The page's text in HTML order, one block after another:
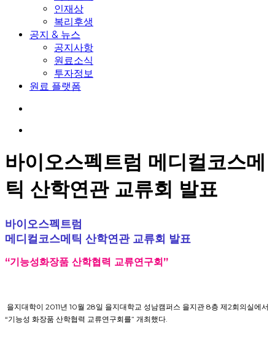
인재상
복리후생
공지 & 뉴스
공지사항
원료소식
투자정보
원료 플랫폼
바이오스펙트럼 메디컬코스메
틱 산학연관 교류회 발표
바이오스펙트럼
메디컬코스메틱 산학연관 교류회 발표
“기능성화장품 산학협력 교류연구회”
을지대학이 2011년 10월 28일 을지대학교 성남캠퍼스 을지관 8층 제2회의실에서
“기능성 화장품 산학협력 교류연구회를” 개최했다.